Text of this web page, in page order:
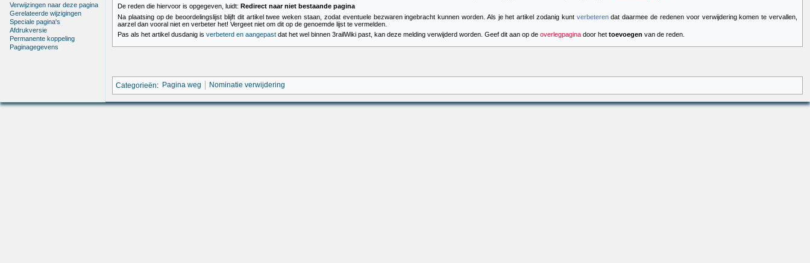
Verwijzingen naar deze pagina
Gerelateerde wijzigingen
Speciale pagina's
Afdrukversie
Permanente koppeling
Paginagegevens
De reden die hiervoor is opgegeven, luidt: Redirect naar niet bestaande pagina
Na plaatsing op de beoordelingslijst blijft dit artikel twee weken staan, zodat eventuele bezwaren ingebracht kunnen worden. Als je het artikel zodanig kunt verbeterendat daarmee de redenen voor verwijdering komen te vervallen,
aarzel dan vooral niet en verbeter het! Vergeet niet om dit op de genoemde lijst te vermelden.
Pas als het artikel dusdanig is verbeterd en aangepastdat het wel binnen 3railWiki past, kan deze melding verwijderd worden. Geef dit aan op de overlegpaginadoor het toevoegen van de reden.
Categorieën: Pagina weg Nominatie verwijdering